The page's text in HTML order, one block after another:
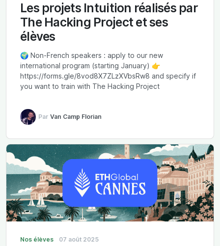
Les projets Intuition réalisés par
The Hacking Project et ses
élèves
🌍 Non-French speakers : apply to our new
international program (starting January) 👉
https://forms.gle/8vod8X7ZLzXVbsRw8 and specify if
you want to train with The Hacking Project
Par Van Camp Florian
Nos élèves 07 août 2025